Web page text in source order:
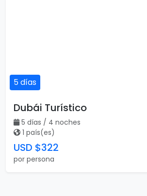
5 días
Dubái Turístico
5 días / 4 noches
1 país(es)
USD $322
por persona